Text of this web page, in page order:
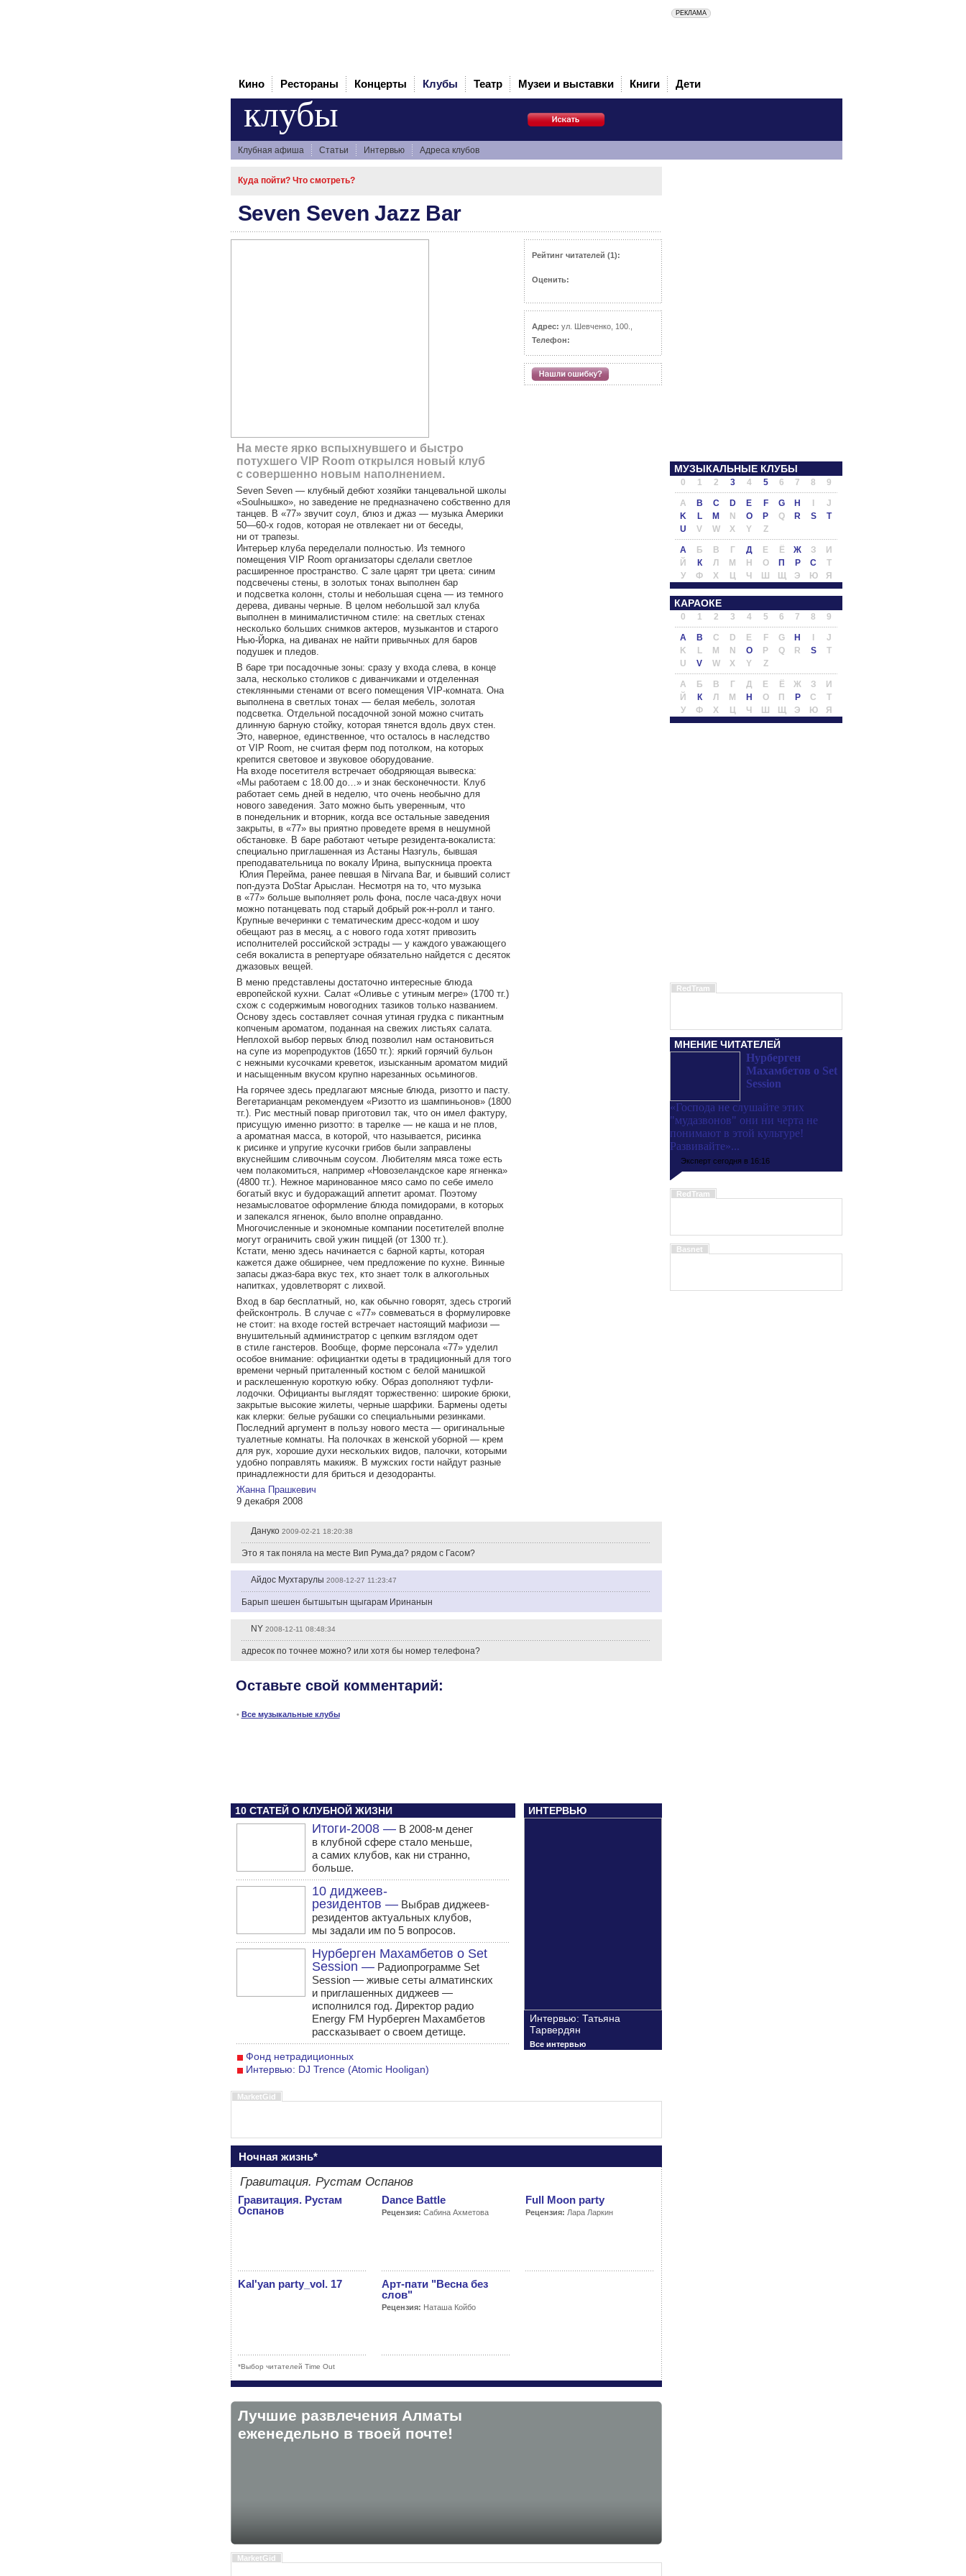
Кино Рестораны Концерты Клубы Театр Музеи и выставки Книги Дети
клубы
Клубная афиша Статьи Интервью Адреса клубов
Куда пойти? Что смотреть?
Seven Seven Jazz Bar
Рейтинг читателей (1):
Оценить:
Адрес: ул. Шевченко, 100.,
Телефон:
На месте ярко вспыхнувшего и быстро
потухшего VIP Room открылся новый клуб
с совершенно новым наполнением.
Seven Seven — клубный дебют хозяйки танцевальной школы
«Soulнышко», но заведение не предназначено собственно для
танцев. В «77» звучит соул, блюз и джаз — музыка Америки
50—60-х годов, которая не отвлекает ни от беседы,
ни от трапезы.
Интерьер клуба переделали полностью. Из темного
помещения VIP Room организаторы сделали светлое
расширенное пространство. С зале царят три цвета: синим
подсвечены стены, в золотых тонах выполнен бар
и подсветка колонн, столы и небольшая сцена — из темного
дерева, диваны черные. В целом небольшой зал клуба
выполнен в минималистичном стиле: на светлых стенах
несколько больших снимков актеров, музыкантов и старого
Нью-Йорка, на диванах не найти привычных для баров
подушек и пледов.
В баре три посадочные зоны: сразу у входа слева, в конце
зала, несколько столиков с диванчиками и отделенная
стеклянными стенами от всего помещения VIP-комната. Она
выполнена в светлых тонах — белая мебель, золотая
подсветка. Отдельной посадочной зоной можно считать
длинную барную стойку, которая тянется вдоль двух стен.
Это, наверное, единственное, что осталось в наследство
от VIP Room, не считая ферм под потолком, на которых
крепится световое и звуковое оборудование.
На входе посетителя встречает ободряющая вывеска:
«Мы работаем с 18.00 до…» и знак бесконечности. Клуб
работает семь дней в неделю, что очень необычно для
нового заведения. Зато можно быть уверенным, что
в понедельник и вторник, когда все остальные заведения
закрыты, в «77» вы приятно проведете время в нешумной
обстановке. В баре работают четыре резидента-вокалиста:
специально приглашенная из Астаны Назгуль, бывшая
преподавательница по вокалу Ирина, выпускница проекта
Юлия Перейма, ранее певшая в Nirvana Bar, и бывший солист
поп-дуэта DoStar Арыслан. Несмотря на то, что музыка
в «77» больше выполняет роль фона, после часа-двух ночи
можно потанцевать под старый добрый рок-н-ролл и танго.
Крупные вечеринки с тематическим дресс-кодом и шоу
обещают раз в месяц, а с нового года хотят привозить
исполнителей российской эстрады — у каждого уважающего
себя вокалиста в репертуаре обязательно найдется с десяток
джазовых вещей.
В меню представлены достаточно интересные блюда
европейской кухни. Салат «Оливье с утиным мегре» (1700 тг.)
схож с содержимым новогодних тазиков только названием.
Основу здесь составляет сочная утиная грудка с пикантным
копченым ароматом, поданная на свежих листьях салата.
Неплохой выбор первых блюд позволил нам остановиться
на супе из морепродуктов (1650 тг.): яркий горячий бульон
с нежными кусочками креветок, изысканным ароматом мидий
и насыщенным вкусом крупно нарезанных осьминогов.
На горячее здесь предлагают мясные блюда, ризотто и пасту.
Вегетарианцам рекомендуем «Ризотто из шампиньонов» (1800
тг.). Рис местный повар приготовил так, что он имел фактуру,
присущую именно ризотто: в тарелке — не каша и не плов,
а ароматная масса, в которой, что называется, рисинка
к рисинке и упругие кусочки грибов были заправлены
вкуснейшим сливочным соусом. Любителям мяса тоже есть
чем полакомиться, например «Новозеландское каре ягненка»
(4800 тг.). Нежное маринованное мясо само по себе имело
богатый вкус и будоражащий аппетит аромат. Поэтому
незамысловатое оформление блюда помидорами, в которых
и запекался ягненок, было вполне оправданно.
Многочисленные и экономные компании посетителей вполне
могут ограничить свой ужин пиццей (от 1300 тг.).
Кстати, меню здесь начинается с барной карты, которая
кажется даже обширнее, чем предложение по кухне. Винные
запасы джаз-бара вкус тех, кто знает толк в алкогольных
напитках, удовлетворят с лихвой.
Вход в бар бесплатный, но, как обычно говорят, здесь строгий
фейсконтроль. В случае с «77» совмеваться в формулировке
не стоит: на входе гостей встречает настоящий мафиози —
внушительный администратор с цепким взглядом одет
в стиле ганстеров. Вообще, форме персонала «77» уделил
особое внимание: официантки одеты в традиционный для того
времени черный приталенный костюм с белой манишкой
и расклешенную короткую юбку. Образ дополняют туфли-
лодочки. Официанты выглядят торжественно: широкие брюки,
закрытые высокие жилеты, черные шарфики. Бармены одеты
как клерки: белые рубашки со специальными резинками.
Последний аргумент в пользу нового места — оригинальные
туалетные комнаты. На полочках в женской уборной — крем
для рук, хорошие духи нескольких видов, палочки, которыми
удобно поправлять макияж. В мужских гости найдут разные
принадлежности для бриться и дезодоранты.
Жанна Прашкевич
9 декабря 2008
Дануко 2009-02-21 18:20:38
Это я так поняла на месте Вип Рума,да? рядом с Гасом?
Айдос Мухтарулы 2008-12-27 11:23:47
Барып шешен бытшытын щыгарам Иринанын
NY 2008-12-11 08:48:34
адресок по точнее можно? или хотя бы номер телефона?
Оставьте свой комментарий:
• Все музыкальные клубы
10 СТАТЕЙ О КЛУБНОЙ ЖИЗНИ
Итоги-2008 —В 2008-м денег
в клубной сфере стало меньше,
а самих клубов, как ни странно,
больше.
10 диджеев-
резидентов —Выбрав диджеев-
резидентов актуальных клубов,
мы задали им по 5 вопросов.
Нурберген Махамбетов о Set
Session —Радиопрограмме Set
Session — живые сеты алматинских
и приглашенных диджеев —
исполнился год. Директор радио
Energy FM Нурберген Махамбетов
рассказывает о своем детище.
Фонд нетрадиционных
Интервью: DJ Trence (Atomic Hooligan)
ИНТЕРВЬЮ
Интервью: Татьяна
Тарвердян
Все интервью
MarketGid
Ночная жизнь*
Гравитация. Рустам Оспанов
Гравитация. Рустам
Оспанов
Dance Battle
Рецензия: Сабина Ахметова
Full Moon party
Рецензия: Лара Ларкин
Kal'yan party_vol. 17
Арт-пати "Весна без
слов"
Рецензия: Наташа Койбо
*Выбор читателей Time Out
Лучшие развлечения Алматы
eженедельно в твоей почте!
MarketGid
МУЗЫКАЛЬНЫЕ КЛУБЫ
0 1 2 3 4 5 6 7 8 9
A B C D E F G H
J
K
L M N O P Q R S
T
U
V W X Y Z
А Б В Г Д Е Ё Ж З
И
Й
К Л М Н О П Р С
Т
У
Ф Х Ц Ч Ш Щ Э Ю Я
КАРАОКЕ
0 1 2 3 4 5 6 7 8 9
A B C D E F G H
J
K
L M N O P Q R S
T
U
V W X Y Z
А Б В Г Д Е Ё Ж З
И
Й
К Л М Н О П Р С
Т
У
Ф Х Ц Ч Ш Щ Э Ю Я
RedTram
МНЕНИЕ ЧИТАТЕЛЕЙ
Нурберген
Махамбетов о Set
Session
«Господа не слушайте этих
"мудазвонов" они ни черта не
понимают в этой культуре!
Развивайте»...
Эксперт сегодня в 16:16
RedTram
Basnet